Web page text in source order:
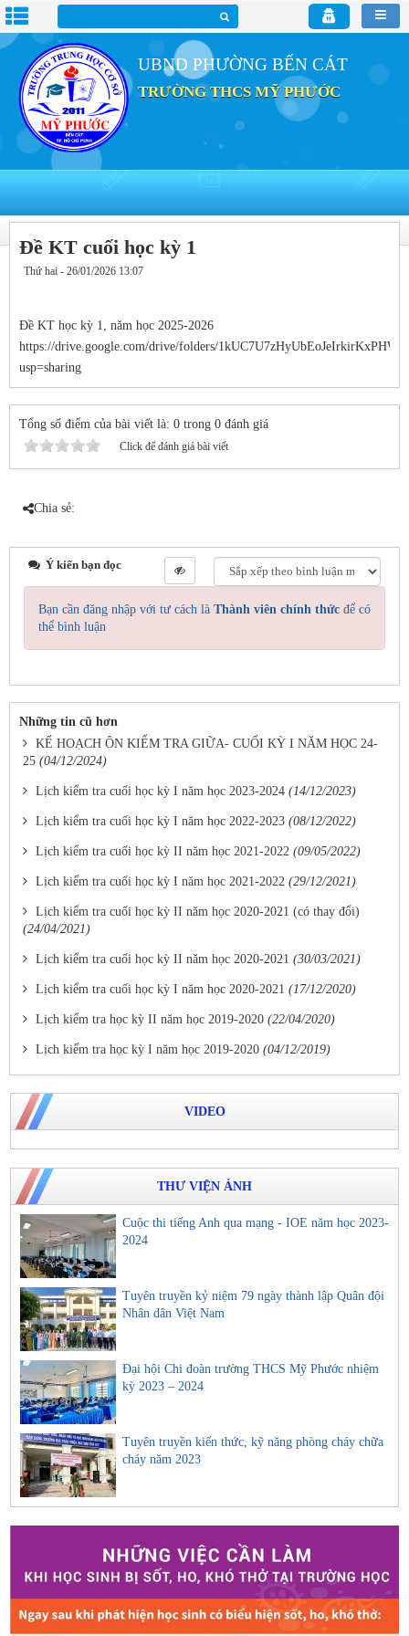
UBND PHƯỜNG BẾN CÁT
TRƯỜNG THCS MỸ PHƯỚC
Đề KT cuối học kỳ 1
Thứ hai - 26/01/2026 13:07
Đề KT học kỳ 1, năm học 2025-2026
https://drive.google.com/drive/folders/
usp=sharing
Tổng số điểm của bài viết là: 0 trong 0 đánh giá
Click để đánh giá bài viết
Chia sẻ:
Ý kiến bạn đọc
Bạn cần đăng nhập với tư cách là Thành viên chính thức để có
thể bình luận
Những tin cũ hơn
KẾ HOẠCH ÔN KIỂM TRA GIỮA- CUỐI KỲ I NĂM HỌC 24-
25 (04/12/2024)
Lịch kiểm tra cuối học kỳ I năm học 2023-2024 (14/12/2023)
Lịch kiểm tra cuối học kỳ I năm học 2022-2023 (08/12/2022)
Lịch kiểm tra cuối học kỳ II năm học 2021-2022 (09/05/2022)
Lịch kiểm tra cuối học kỳ I năm học 2021-2022 (29/12/2021)
Lịch kiểm tra cuối học kỳ II năm học 2020-2021 (có thay đổi)
(24/04/2021)
Lịch kiểm tra cuối học kỳ II năm học 2020-2021 (30/03/2021)
Lịch kiểm tra cuối học kỳ I năm học 2020-2021 (17/12/2020)
Lịch kiểm tra học kỳ II năm học 2019-2020 (22/04/2020)
Lịch kiểm tra học kỳ I năm học 2019-2020 (04/12/2019)
VIDEO
THƯ VIỆN ẢNH
Cuộc thi tiếng Anh qua mạng - IOE năm học 2023-
2024
Tuyên truyền kỷ niệm 79 ngày thành lập Quân đội
Nhân dân Việt Nam
Đại hội Chi đoàn trường THCS Mỹ Phước nhiệm
kỳ 2023 – 2024
Tuyên truyền kiến thức, kỹ năng phòng cháy chữa
cháy năm 2023